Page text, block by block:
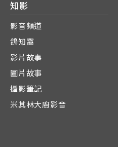
知影
影音頻道
鴿知窩
影片故事
圖片故事
攝影筆記
米其林大廚影音